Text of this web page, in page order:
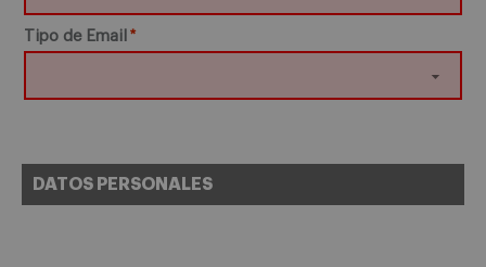
Tipo de Email
DATOS PERSONALES